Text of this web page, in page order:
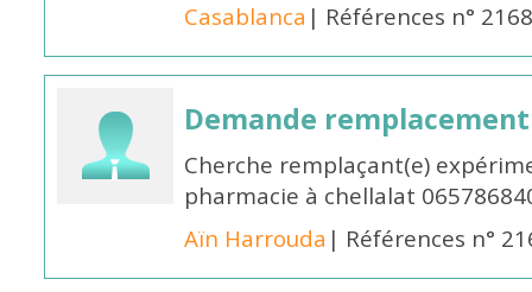
Casablanca | Références n°
Demande remplacement
Cherche remplaçant(e)
pharmacie à chellalat
Aïn Harrouda | Références n°